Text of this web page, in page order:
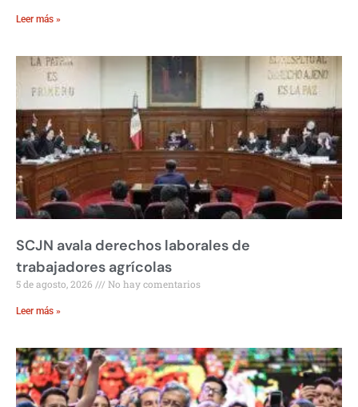
Leer más »
SCJN avala derechos laborales de
trabajadores agrícolas
5 de agosto, 2026 No hay comentarios
Leer más »